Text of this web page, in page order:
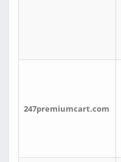
247premiumcart.com